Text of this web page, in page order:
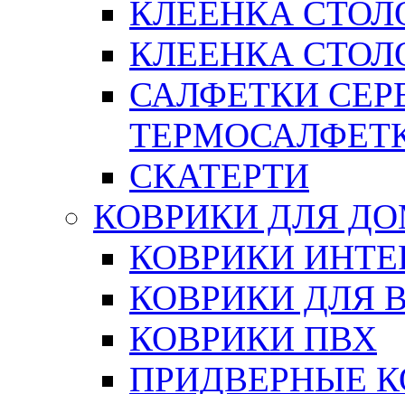
КЛЕЕНКА
КЛЕЕНКА
САЛФЕТКИ
СКАТЕРТИ
КОВРИКИ ДЛЯ
КОВРИКИ
КОВРИКИ ДЛЯ
КОВРИКИ ПВХ
ПРИДВЕРНЫЕ